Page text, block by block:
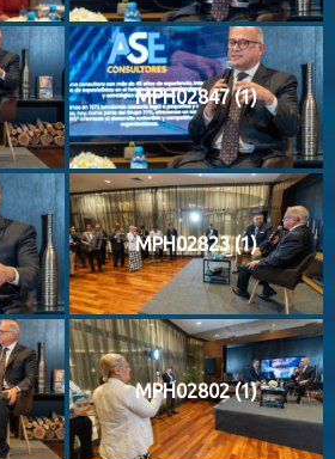
MPH02847 (1)
MPH02823 (1)
MPH02802 (1)